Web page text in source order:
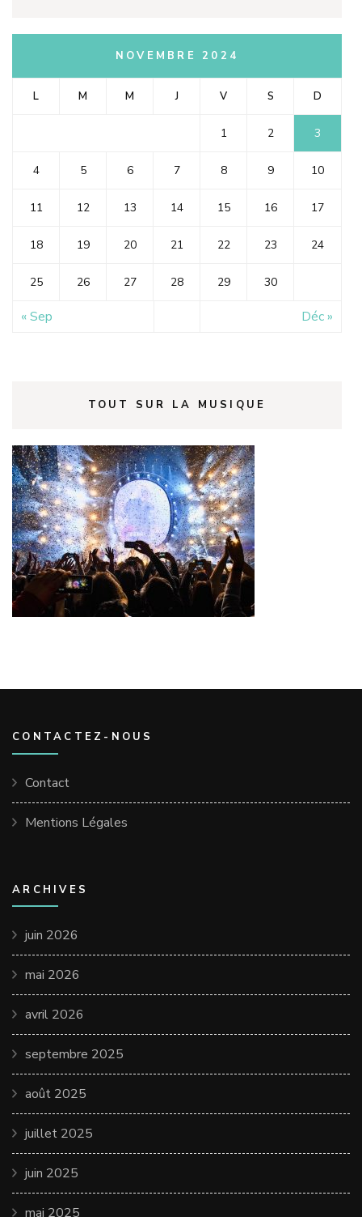
NOVEMBRE 2024
L M M J V S D
1 2 3
4 5 6 7 8 9 10
11 12 13 14 15 16 17
18 19 20 21 22 23 24
25 26 27 28 29 30
« Sep Déc »
TOUT SUR LA MUSIQUE
CONTACTEZ-NOUS
Contact
Mentions Légales
ARCHIVES
juin 2026
mai 2026
avril 2026
septembre 2025
août 2025
juillet 2025
juin 2025
mai 2025